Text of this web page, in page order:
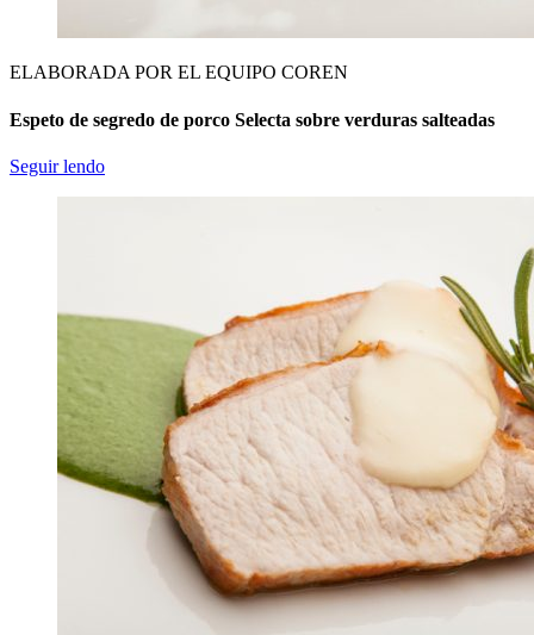
ELABORADA POR EL EQUIPO COREN
Espeto de segredo de porco Selecta sobre verduras salteadas
Seguir lendo